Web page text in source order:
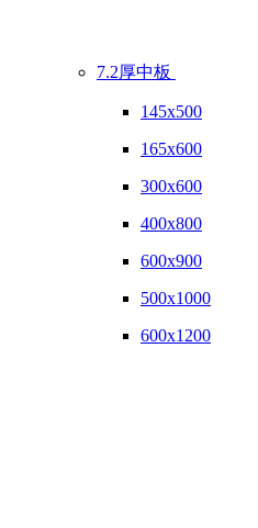
7.2厚中板
145x500
165x600
300x600
400x800
600x900
500x1000
600x1200